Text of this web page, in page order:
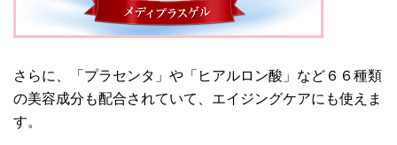
さらに、「プラセンタ」や「ヒアルロン酸」など６６種類
の美容成分も配合されていて、エイジングケアにも使えま
す。